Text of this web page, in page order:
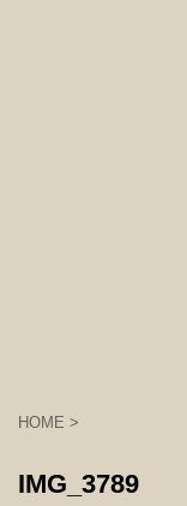
HOME >
IMG_3789